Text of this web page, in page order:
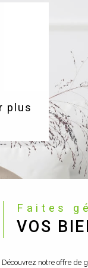
plus
Faites
VOS
Découvrez notre offre de